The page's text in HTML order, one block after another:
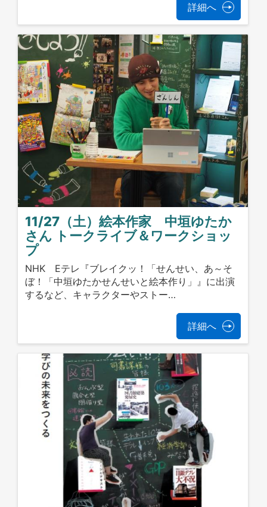
詳細へ
11/27（土）絵本作家 中垣ゆたか
さん トークライブ＆ワークショッ
プ
NHK Eテレ『ブレイクッ！「せんせい、あ～そ
ぼ！「中垣ゆたかせんせいと絵本作り」』に出演
するなど、キャラクターやストー…
詳細へ